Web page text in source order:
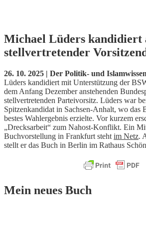
Skip
to
content
Michael Lüders kandidiert
stellvertretender
26. 10. 2025 | Der Politik- und
Lüders kandidiert mit Unterstützung der
dem Anfang Dezember anstehenden
stellvertretenden Parteivorsitz. Lüders war
Spitzenkandidat in Sachsen-Anhalt, wo das
bestes Wahlergebnis erzielte. Vor kurzem
„Drecksarbeit“ zum Nahost-Konflikt. Ein
Buchvorstellung in Frankfurt steht im Netz.
stellt er das Buch in Berlin im Rathaus
Mein neues Buch